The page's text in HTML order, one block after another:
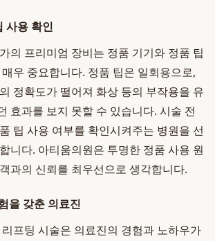
사용 확인
의 프리미엄 장비는 정품 기기와 정품 팁
우 중요합니다. 정품 팁은 일회용으로,
정확도가 떨어져 화상 등의 부작용을 유
효과를 보지 못할 수 있습니다. 시술 전
팁 사용 여부를 확인시켜주는 병원을 선
니다. 아티움의원은 투명한 정품 사용 원
과의 신뢰를 최우선으로 생각합니다.
을 갖춘 의료진
프팅 시술은 의료진의 경험과 노하우가